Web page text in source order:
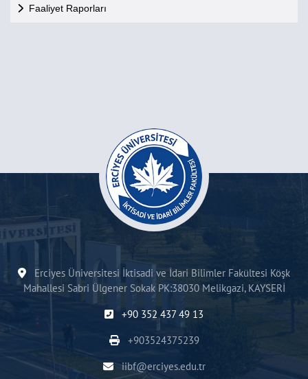
Faaliyet Raporları
Erciyes Üniversitesi İktisadi ve İdari Bilimler Fakültesi Köşk
Mahallesi Sabri Ülgener Sokak PK:38030 Melikgazi, KAYSERİ
+90 352 437 49 13
+903524375239
iibf@erciyes.edu.tr